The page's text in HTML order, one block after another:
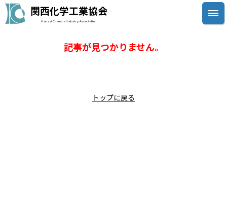
関西化学工業協会
Kansai Chemical Industry Association
記事が見つかりません。
トップに戻る